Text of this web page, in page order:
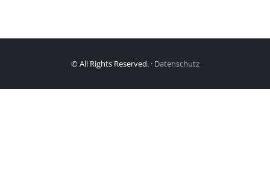
© All Rights Reserved. · Datenschutz